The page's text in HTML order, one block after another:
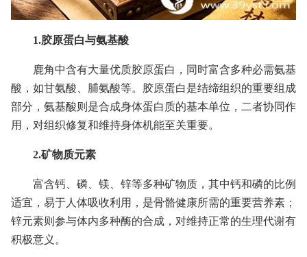
1.胶原蛋白与氨基酸
鹿角中含有大量优质胶原蛋白，同时富含多种必需氨基
酸，如甘氨酸、脯氨酸等。胶原蛋白是结缔组织的重要组成
部分，氨基酸则是合成身体蛋白质的基本单位，二者协同作
用，对组织修复和维持身体机能至关重要。
2.矿物质元素
富含钙、磷、镁、锌等多种矿物质，其中钙和磷的比例
适宜，易于人体吸收利用，是骨骼健康所需的重要营养素；
锌元素则参与体内多种酶的合成，对维持正常的生理代谢有
积极意义。